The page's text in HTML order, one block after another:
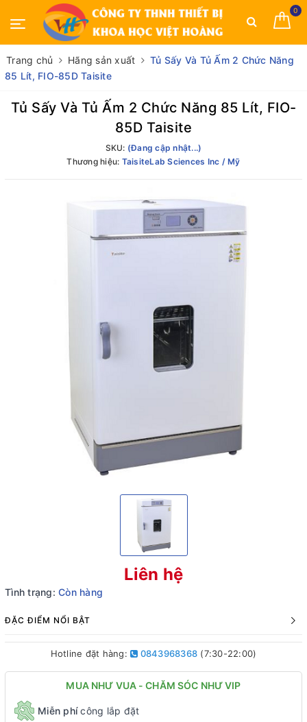
0
Trang chủ Hãng sản xuất
Tủ Sấy Và Tủ Ấm 2 Chức Năng
85 Lít, FIO-85D Taisite
Tủ Sấy Và Tủ Ấm 2 Chức Năng 85 Lít, FIO-
85D Taisite
SKU: (Đang cập nhật...)
Thương hiệu: TaisiteLab Sciences Inc / Mỹ
Liên hệ
Tình trạng: Còn hàng
ĐẶC ĐIỂM NỔI BẬT
Hotline đặt hàng: 0843968368 (7:30-22:00)
MUA NHƯ VUA - CHĂM SÓC NHƯ VIP
Miễn phícông lắp đặt